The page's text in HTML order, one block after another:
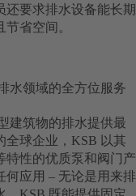
还要求排水设备能长期
省空间。
水领域的全方位服务
建筑物的排水提供最
全球企业，KSB 以其
特性的优质泵和阀门产
何应用 – 无论是用来排